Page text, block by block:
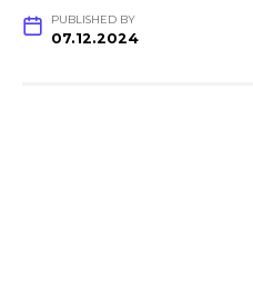
PUBLISHED BY
07.12.2024